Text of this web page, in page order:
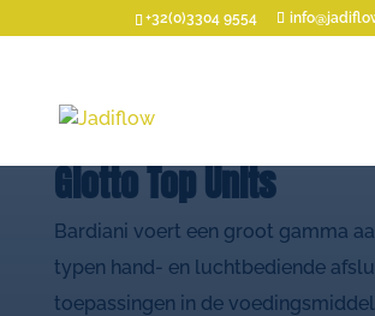
+32(0)3304 9554
Giotto Top Units
Bardiani voert een groot gamma
typen hand- en luchtbediende
toepassingen in de